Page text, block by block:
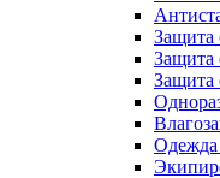
Защита
Защита
Защита
Одежда